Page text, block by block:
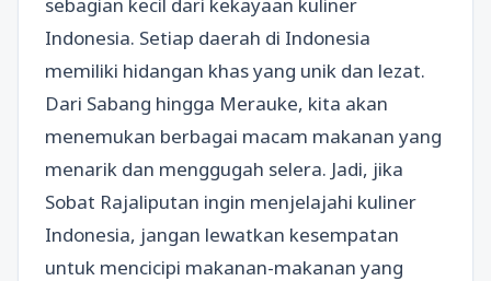
Indonesia. Setiap daerah di Indonesia
memiliki hidangan khas yang unik dan lezat.
Dari Sabang hingga Merauke, kita akan
menemukan berbagai macam makanan yang
menarik dan menggugah selera. Jadi, jika
Sobat Rajaliputan ingin menjelajahi kuliner
Indonesia, jangan lewatkan kesempatan
untuk mencicipi makanan-makanan yang